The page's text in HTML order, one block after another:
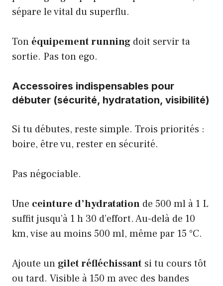
sépare le vital du superflu.
Ton équipement running doit servir ta
sortie. Pas ton ego.
Accessoires indispensables pour
débuter (sécurité, hydratation, visibilité)
Si tu débutes, reste simple. Trois priorités :
boire, être vu, rester en sécurité.
Pas négociable.
Une ceinture d’hydratation de 500 ml à 1 L
suffit jusqu’à 1 h 30 d’effort. Au-delà de 10
km, vise au moins 500 ml, même par 15 °C.
Ajoute un gilet réfléchissant si tu cours tôt
ou tard. Visible à 150 m avec des bandes